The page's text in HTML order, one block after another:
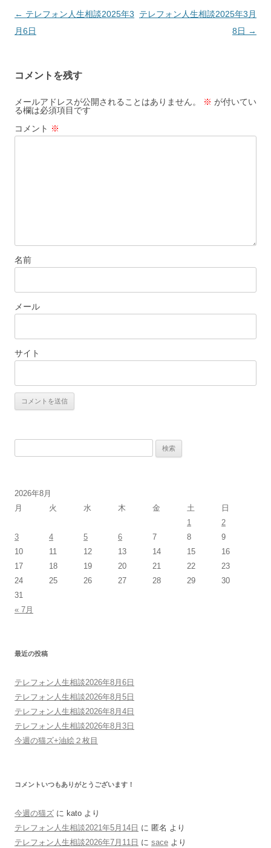
投
稿
ゲ
ー
シ
ョ
← テレフォン人生相談2025年3
月6日
テレフォン人生相談2025年3月
8日 →
コメントを残す
メールアドレスが公開されることはありません。 ※ が付いてい
る欄は必須項目です
コメント ※
名前
メール
サイト
2026年8月
月
火 水 木 金 土
日
1
2
3
4 5 6 7 8
9
10
11 12 13 14 15
16
17
18 19 20 21 22
23
24
25 26 27 28 29
30
31
« 7月
最近の投稿
テレフォン人生相談2026年8月6日
テレフォン人生相談2026年8月5日
テレフォン人生相談2026年8月4日
テレフォン人生相談2026年8月3日
今週の猫ズ+油絵２枚目
コメントいつもありがとうございます！
今週の猫ズ に kato より
テレフォン人生相談2021年5月14日 に 匿名 より
テレフォン人生相談2026年7月11日 に sace より